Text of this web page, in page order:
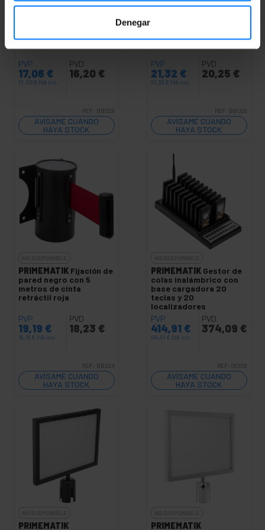
Denegar
NO DISPONIBLE
de cinta retráctil roja
PVP
17,06 €
17,06 € IVA inc.
PVD
16,20 €
REF: BB029
AVÍSAME CUANDO
HAYA STOCK
NO DISPONIBLE
retráctil roja
PVP
21,32 €
21,32 € IVA inc.
PVD
20,25 €
REF: BB028
AVÍSAME CUANDO
HAYA STOCK
PRIMEMATIK Fijación de
pared negro con 5
metros de cinta
retráctil roja
PVP
19,19 €
19,19 € IVA inc.
PVD
18,23 €
REF: BB026
AVÍSAME CUANDO
HAYA STOCK
PRIMEMATIK Gestor de
colas inalámbrico con
base cargadora 20
teclas y 20
localizadores
PVP
414,91 €
414,91 € IVA inc.
PVD
374,09 €
REF: QI002
AVÍSAME CUANDO
HAYA STOCK
PRIMEMATIK
PRIMEMATIK